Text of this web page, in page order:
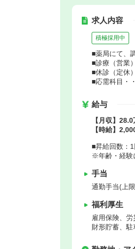
求人内容
積極採用中
■薬局にて、
■診療（営業
■休診（定休
■応需科目・
給与
【月収】
【時給】
■昇給回数：
※年齢・経験
手当
通勤手当(上
福利厚生
雇用保険、
財形貯蓄、駐